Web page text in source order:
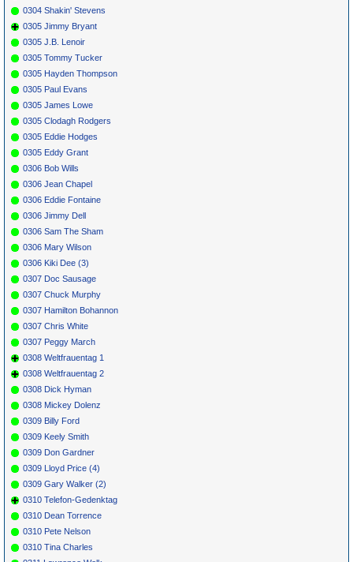
0304 Shakin' Stevens
0305 Jimmy Bryant
0305 J.B. Lenoir
0305 Tommy Tucker
0305 Hayden Thompson
0305 Paul Evans
0305 James Lowe
0305 Clodagh Rodgers
0305 Eddie Hodges
0305 Eddy Grant
0306 Bob Wills
0306 Jean Chapel
0306 Eddie Fontaine
0306 Jimmy Dell
0306 Sam The Sham
0306 Mary Wilson
0306 Kiki Dee (3)
0307 Doc Sausage
0307 Chuck Murphy
0307 Hamilton Bohannon
0307 Chris White
0307 Peggy March
0308 Weltfrauentag 1
0308 Weltfrauentag 2
0308 Dick Hyman
0308 Mickey Dolenz
0309 Billy Ford
0309 Keely Smith
0309 Don Gardner
0309 Lloyd Price (4)
0309 Gary Walker (2)
0310 Telefon-Gedenktag
0310 Dean Torrence
0310 Pete Nelson
0310 Tina Charles